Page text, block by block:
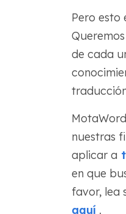
Pero
de cada
nuestras
aplicar a
en que
favor, lea
aquí.